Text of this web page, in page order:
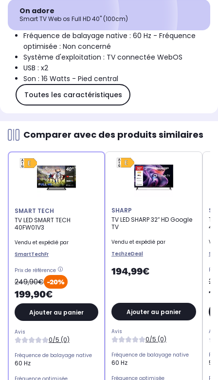
On adore
Smart TV Web os Full HD 40" (100cm)
Fréquence de balayage native : 60 Hz - Fréquence
optimisée : Non concerné
Système d'exploitation : TV connectée WebOS
USB : x2
Son : 16 Watts - Pied central
Toutes les caractéristiques
Comparer avec des produits similaires
SMART TECH
TV LED SMART TECH
40FW01V3
Vendu et expédié par
SmartTechFr
Prix de référence
249,90€ -20%
199,90€
Ajouter au panier
Avis
0/5 (0)
Fréquence de balayage native
60 Hz
SHARP
TV LED SHARP 32″ HD Google
TV
Vendu et expédié par
TechzeDeal
194,99€
Ajouter au panier
Avis
0/5 (0)
Fréquence de balayage native
60 Hz
Fréquence optimisée
TV
50